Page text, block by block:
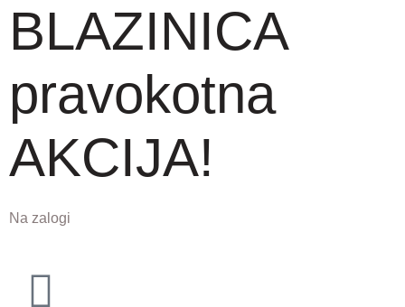
BLAZINICA
pravokotna
AKCIJA!
Na zalogi